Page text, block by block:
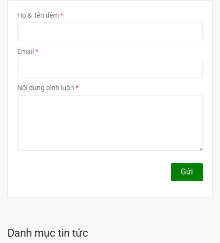
Họ & Tên đệm
Email
Nội dung bình luận
Gửi
Danh mục tin tức